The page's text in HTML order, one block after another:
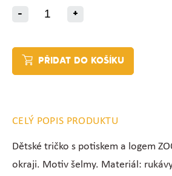
-
+
PŘIDAT DO KOŠÍKU
CELÝ POPIS PRODUKTU
Dětské tričko s potiskem a logem
okraji. Motiv šelmy. Materiál: